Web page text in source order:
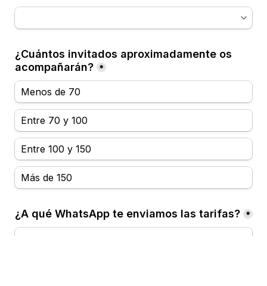
¿Cuántos invitados aproximadamente os
acompañarán? *
Menos de 70
Entre 70 y 100
Entre 100 y 150
Más de 150
¿A qué WhatsApp te enviamos las tarifas? *